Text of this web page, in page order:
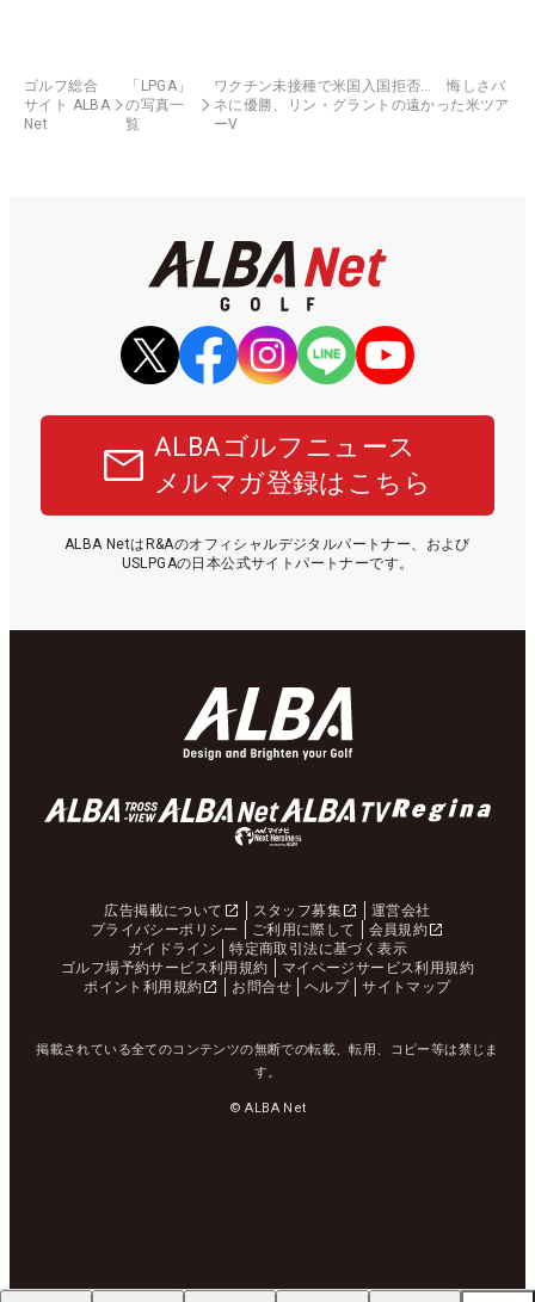
ゴルフ総合
サイト ALBA
Net
「LPGA」
の写真一
覧
ワクチン未接種で米国入国拒否… 悔しさバ
ネに優勝、リン・グラントの遠かった米ツア
ーV
ALBAゴルフニュース
メルマガ登録はこちら
ALBA NetはR&Aのオフィシャルデジタルパートナー、および
USLPGAの日本公式サイトパートナーです。
広告掲載について スタッフ募集
運営会社
プライバシーポリシー
ご利用に際して
会員規約
ガイドライン
特定商取引法に基づく表示
ゴルフ場予約サービス利用規約
マイページサービス利用規約
ポイント利用規約
お問合せ ヘルプ サイトマップ
掲載されている全てのコンテンツの無断での転載、転用、コピー等は禁じま
す。
© ALBA Net